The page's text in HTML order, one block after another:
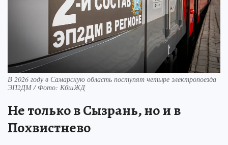
В 2026 году в Самарскую область поступят четыре электропоезда
ЭП2ДМ / Фото: КбшЖД
Не только в Сызрань, но и в
Похвистнево